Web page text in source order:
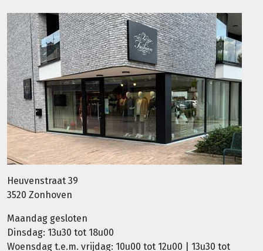
Heuvenstraat 39
3520 Zonhoven
Maandag gesloten
Dinsdag: 13u30 tot 18u00
Woensdag t.e.m. vrijdag: 10u00 tot 12u00 | 13u30 tot